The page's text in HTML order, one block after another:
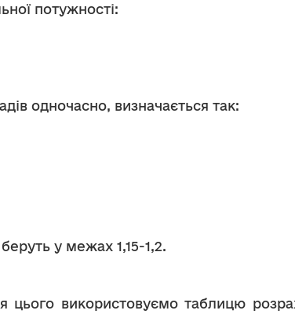
потужності:
одночасно, визначається так:
у межах 1,15-1,2.
цього використовуємо таблицю